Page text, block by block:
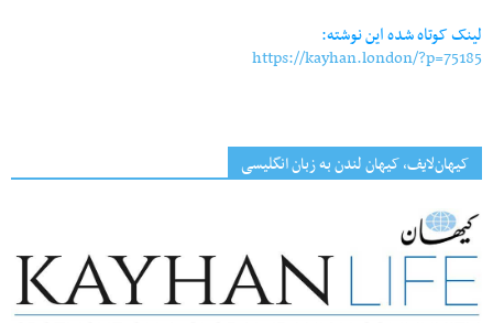
لینک کوتاه شده این نوشته:
https://kayhan.london/?p=75185
کیهان‌لایف، کیهان لندن به زبان انگلیسی